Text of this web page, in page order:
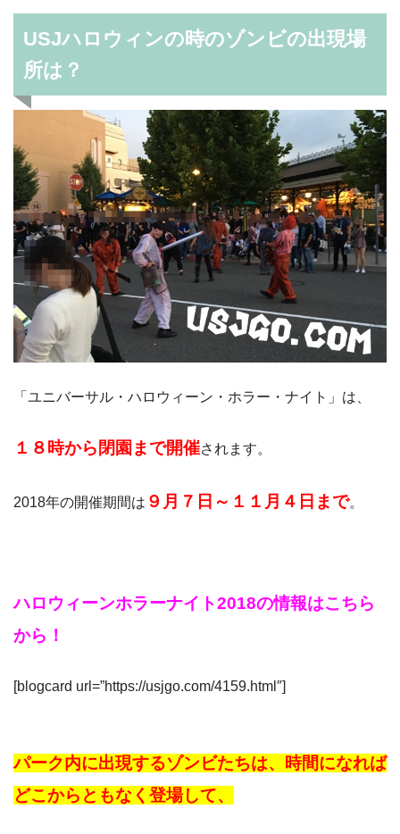
USJハロウィンの時のゾンビの出現場
所は？
「ユニバーサル・ハロウィーン・ホラー・ナイト」は、
１８時から閉園まで開催されます。
2018年の開催期間は ９月７日～１１月４日まで。
ハロウィーンホラーナイト2018の情報はこちら
から！
[blogcard url=”https://usjgo.com/4159.html″]
パーク内に出現するゾンビたちは、時間になれば
どこからともなく登場して、